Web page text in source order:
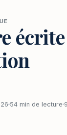
54 min de lecture